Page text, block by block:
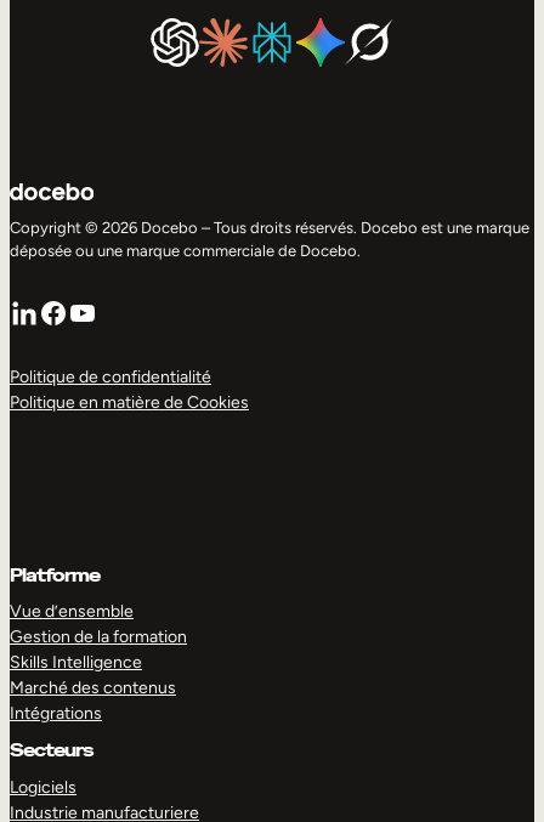
Copyright © 2026 Docebo – Tous droits réservés. Docebo est une marque
déposée ou une marque commerciale de Docebo.
LinkedIn
Facebook
YouTube
Politique de confidentialité
Politique en matière de Cookies
Platforme
Vue d’ensemble
Gestion de la formation
Skills Intelligence
Marché des contenus
Intégrations
Secteurs
Logiciels
Industrie manufacturiere